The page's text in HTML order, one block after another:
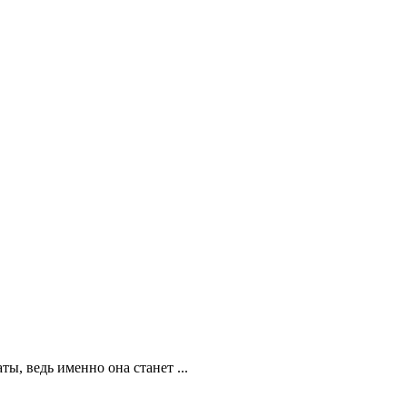
ведь именно она станет ...